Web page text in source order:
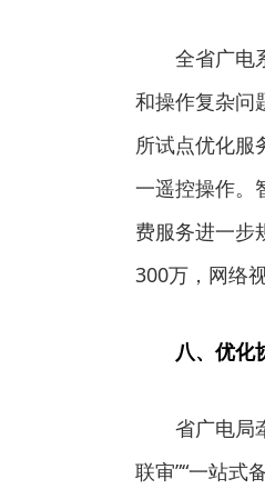
全省广电
和操作复杂问
所试点优化服
一遥控操作。
费服务进一步
300万，网络
八、优化
省广电局
联审”“一站式